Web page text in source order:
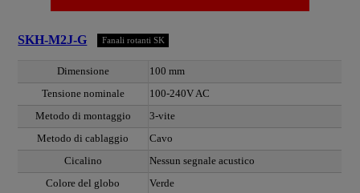
SKH-M2J-G Fanali rotanti SK
Dimensione
100 mm
Tensione nominale
100-240V AC
Metodo di montaggio
3-vite
Metodo di cablaggio
Cavo
Cicalino
Nessun segnale acustico
Colore del globo
Verde